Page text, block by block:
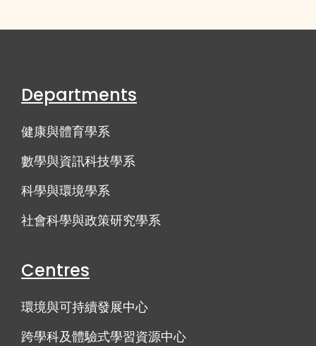
Departments
健康與體育學系
數學與資訊科技學系
科學與環境學系
社會科學與政策研究學系
Centres
環境與可持續發展中心
跨學科及體驗式學習資源中心